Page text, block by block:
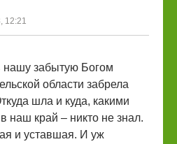
12:21
нашу забытую Богом
области забрела
шла и куда, какими
наш край – никто не знал.
и уставшая. И уж